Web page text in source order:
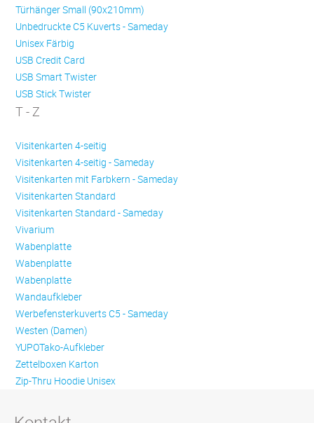
Türhänger Small (90x210mm)
Unbedruckte C5 Kuverts - Sameday
Unisex Färbig
USB Credit Card
USB Smart Twister
USB Stick Twister
T - Z
Visitenkarten 4-seitig
Visitenkarten 4-seitig - Sameday
Visitenkarten mit Farbkern - Sameday
Visitenkarten Standard
Visitenkarten Standard - Sameday
Vivarium
Wabenplatte
Wabenplatte
Wabenplatte
Wandaufkleber
Werbefensterkuverts C5 - Sameday
Westen (Damen)
YUPOTako-Aufkleber
Zettelboxen Karton
Zip-Thru Hoodie Unisex